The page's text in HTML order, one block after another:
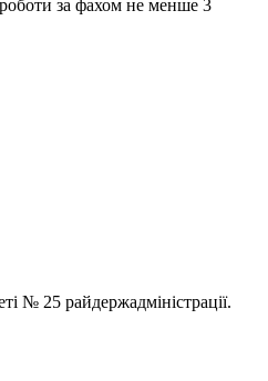
за фахом не менше 3
№ 25 райдержадміністрації.